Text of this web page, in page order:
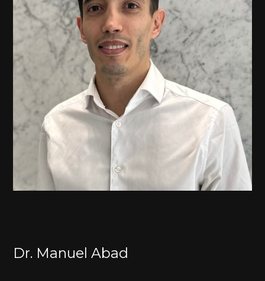
Dr. Manuel Abad